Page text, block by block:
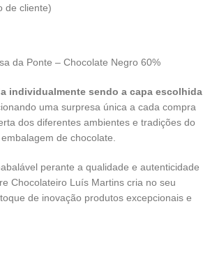
de cliente)
da Ponte – Chocolate Negro 60%
individualmente sendo a capa escolhida
uma surpresa única a cada compra
dos diferentes ambientes e tradições do
de chocolate.
perante a qualidade e autenticidade
Chocolateiro Luís Martins cria no seu
de inovação produtos excepcionais e